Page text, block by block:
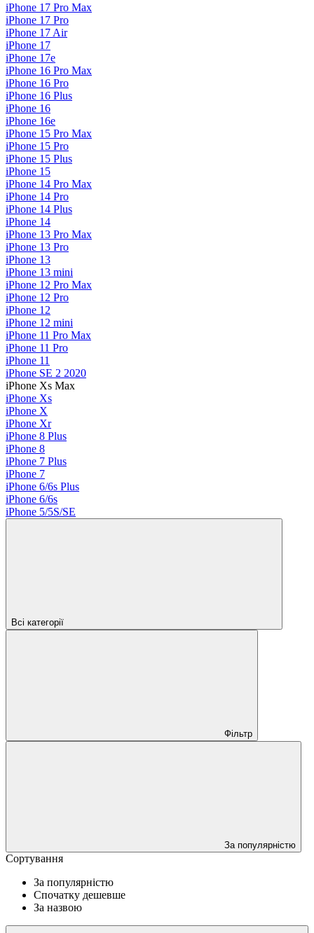
iPhone 17 Pro Max
iPhone 17 Pro
iPhone 17 Air
iPhone 17
iPhone 17e
iPhone 16 Pro Max
iPhone 16 Pro
iPhone 16 Plus
iPhone 16
iPhone 16e
iPhone 15 Pro Max
iPhone 15 Pro
iPhone 15 Plus
iPhone 15
iPhone 14 Pro Max
iPhone 14 Pro
iPhone 14 Plus
iPhone 14
iPhone 13 Pro Max
iPhone 13 Pro
iPhone 13
iPhone 13 mini
iPhone 12 Pro Max
iPhone 12 Pro
iPhone 12
iPhone 12 mini
iPhone 11 Pro Max
iPhone 11 Pro
iPhone 11
iPhone SE 2 2020
iPhone Xs Max
iPhone Xs
iPhone X
iPhone Xr
iPhone 8 Plus
iPhone 8
iPhone 7 Plus
iPhone 7
iPhone 6/6s Plus
iPhone 6/6s
iPhone 5/5S/SE
Всі категорії
Фільтр
За популярністю
Сортування
За популярністю
Спочатку дешевше
За назвою